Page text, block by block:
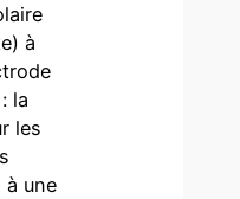
à
la
les
à une